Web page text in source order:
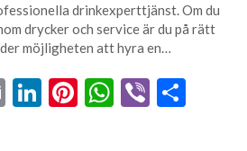
drinkexperttjänst. Om du
drycker och service är du på rätt
möjligheten att hyra en…
EmailLinkedIn
Pinterest
WhatsApp
Viber